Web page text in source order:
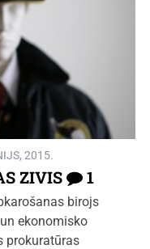
2015.
ZIVIS 1
birojs
ekonomisko
prokuratūras